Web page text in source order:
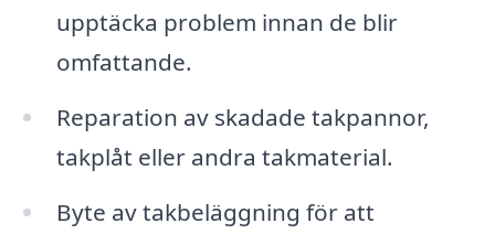
upptäcka problem innan de blir
omfattande.
Reparation av skadade takpannor,
takplåt eller andra takmaterial.
Byte av takbeläggning för att